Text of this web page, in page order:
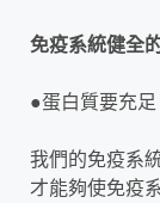
免疫系統健全
●蛋白質要充足
我們的免疫系
才能夠使免疫